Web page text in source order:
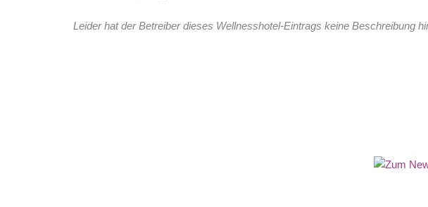
Leider hat der Betreiber dieses Wellnesshotel-Eintrags keine Beschreibung